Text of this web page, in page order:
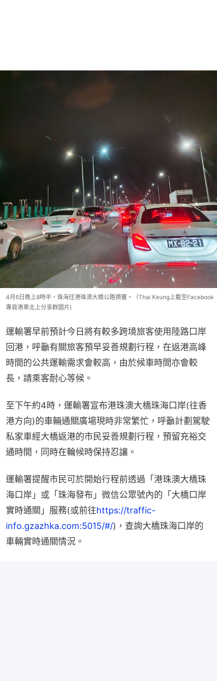
4月6日晚上8時半，珠海往港珠澳大橋公路擠塞。（Thai Keung上載至Facebook
專頁港車北上分享群圖片)
運輸署早前預計今日將有較多跨境旅客使用陸路口岸
回港，呼籲有關旅客預早妥善規劃行程，在返港高峰
時間的公共運輸需求會較高，由於候車時間亦會較
長，請乘客耐心等候。
至下午約4時，運輸署宣布港珠澳大橋珠海口岸(往香
港方向)的車輛通關廣場現時非常繁忙，呼籲計劃駕駛
私家車經大橋返港的市民妥善規劃行程，預留充裕交
通時間，同時在輪候時保持忍讓。
運輸署提醒市民可於開始行程前透過「港珠澳大橋珠
海口岸」或「珠海發布」微信公眾號內的「大橋口岸
實時通關」服務(或前往https://traffic-
info.gzazhka.com:5015/#/)，查詢大橋珠海口岸的
車輛實時通關情況。